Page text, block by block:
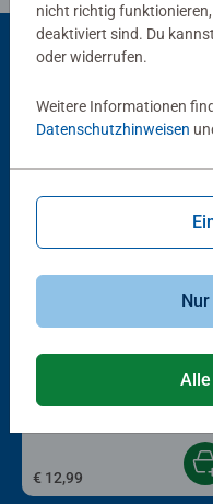
Beliebte Auswahl
Andere
3 erste Puzzles: Fahrzeuge
€ 12,99
nicht richtig
deaktiviert sind. Du
oder widerrufen.
Weitere Informationen
Datenschutzhinweisen